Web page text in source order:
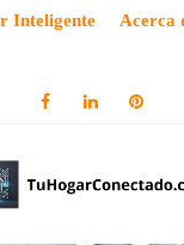
Inteligente Acerca